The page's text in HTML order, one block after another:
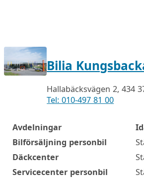
Bilia
Hallabäcksvägen 2, 434
Tel: 010-497 81 00
Öppettider
Avdelningar
Bilförsäljning personbil
Däckcenter
Servicecenter personbil